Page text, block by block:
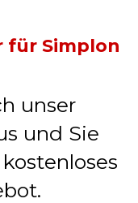
für Simplon
unser
und Sie